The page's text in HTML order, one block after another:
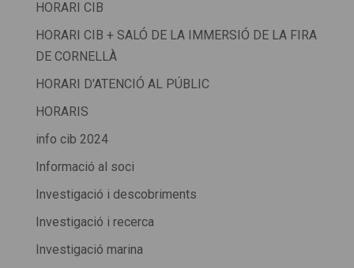
HORARI CIB
HORARI CIB + SALÓ DE LA IMMERSIÓ DE LA FIRA
DE CORNELLÀ
HORARI D'ATENCIÓ AL PÚBLIC
HORARIS
info cib 2024
Informació al soci
Investigació i descobriments
Investigació i recerca
Investigació marina